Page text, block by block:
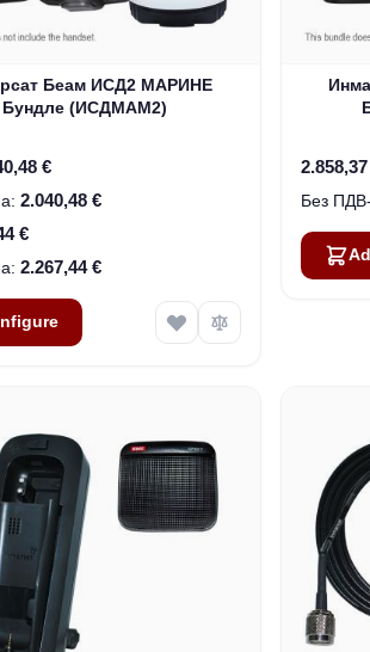
Беам ИСД2 МАРИНЕ
Бундле (ИСДМАМ2)
depends on the options chosen on the
€
2.040,48 €
€
2.267,44 €